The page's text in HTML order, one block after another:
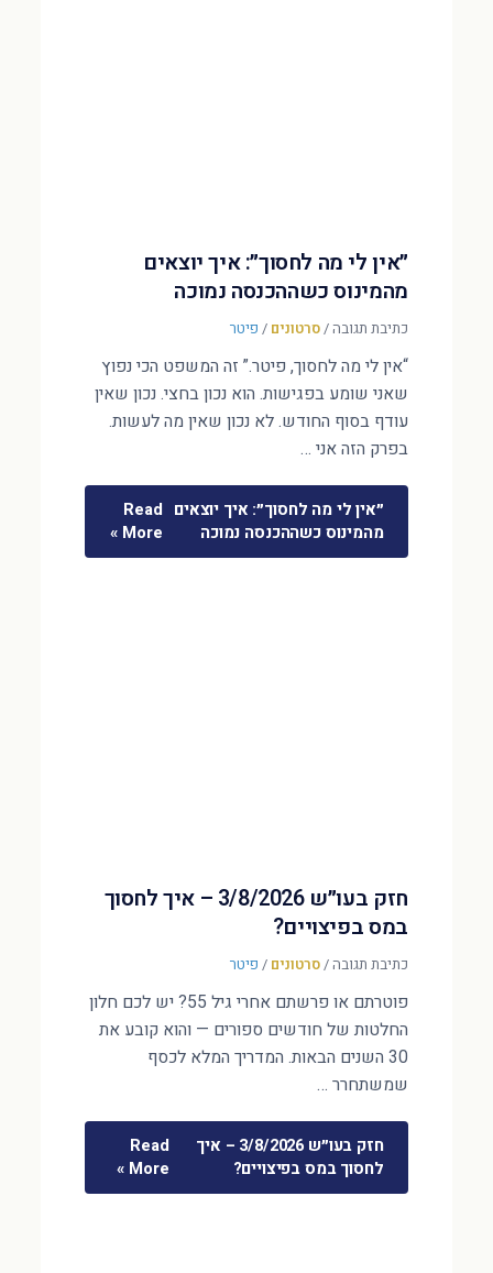
״אין לי מה לחסוך״: איך יוצאים
מהמינוס כשההכנסה נמוכה
כתיבת תגובה/סרטונים / פיטר
“אין לי מה לחסוך, פיטר.” זה המשפט הכי נפוץ
שאני שומע בפגישות. הוא נכון בחצי. נכון שאין
עודף בסוף החודש. לא נכון שאין מה לעשות.
בפרק הזה אני …
״אין לי מה לחסוך״: איך יוצאים
מהמינוס כשההכנסה נמוכה
Read
More »
חזק בעו״ש 3/8/2026 – איך לחסוך
במס בפיצויים?
כתיבת תגובה/סרטונים / פיטר
פוטרתם או פרשתם אחרי גיל 55? יש לכם חלון
החלטות של חודשים ספורים — והוא קובע את
30 השנים הבאות. המדריך המלא לכסף
שמשתחרר …
חזק בעו״ש 3/8/2026 – איך
לחסוך במס בפיצויים?
Read
More »